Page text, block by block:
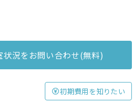
況をお問い合わせ(無料)
初期費用を知りたい